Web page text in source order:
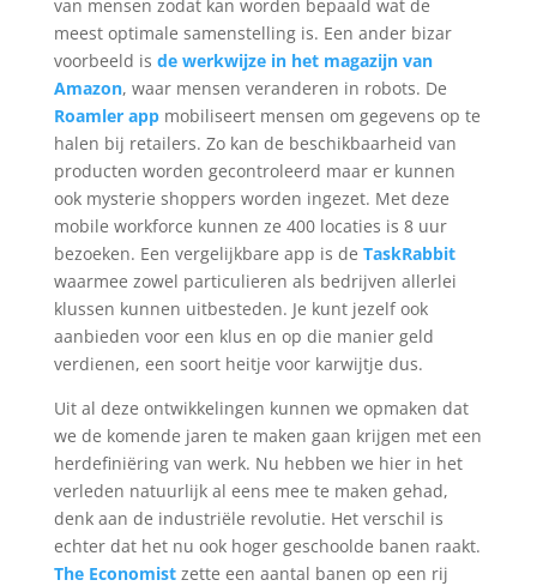
van mensen zodat kan worden bepaald wat de
meest optimale samenstelling is. Een ander bizar
voorbeeld is de werkwijze in het magazijn van
Amazon, waar mensen veranderen in robots. De
Roamler appmobiliseert mensen om gegevens op te
halen bij retailers. Zo kan de beschikbaarheid van
producten worden gecontroleerd maar er kunnen
ook mysterie shoppers worden ingezet. Met deze
mobile workforce kunnen ze 400 locaties is 8 uur
bezoeken. Een vergelijkbare app is de TaskRabbit
waarmee zowel particulieren als bedrijven allerlei
klussen kunnen uitbesteden. Je kunt jezelf ook
aanbieden voor een klus en op die manier geld
verdienen, een soort heitje voor karwijtje dus.
Uit al deze ontwikkelingen kunnen we opmaken dat
we de komende jaren te maken gaan krijgen met een
herdefiniëring van werk. Nu hebben we hier in het
verleden natuurlijk al eens mee te maken gehad,
denk aan de industriële revolutie. Het verschil is
echter dat het nu ook hoger geschoolde banen raakt.
The Economistzette een aantal banen op een rij